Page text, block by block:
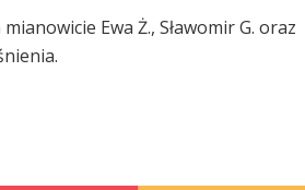
Ewa Ż., Sławomir G. oraz